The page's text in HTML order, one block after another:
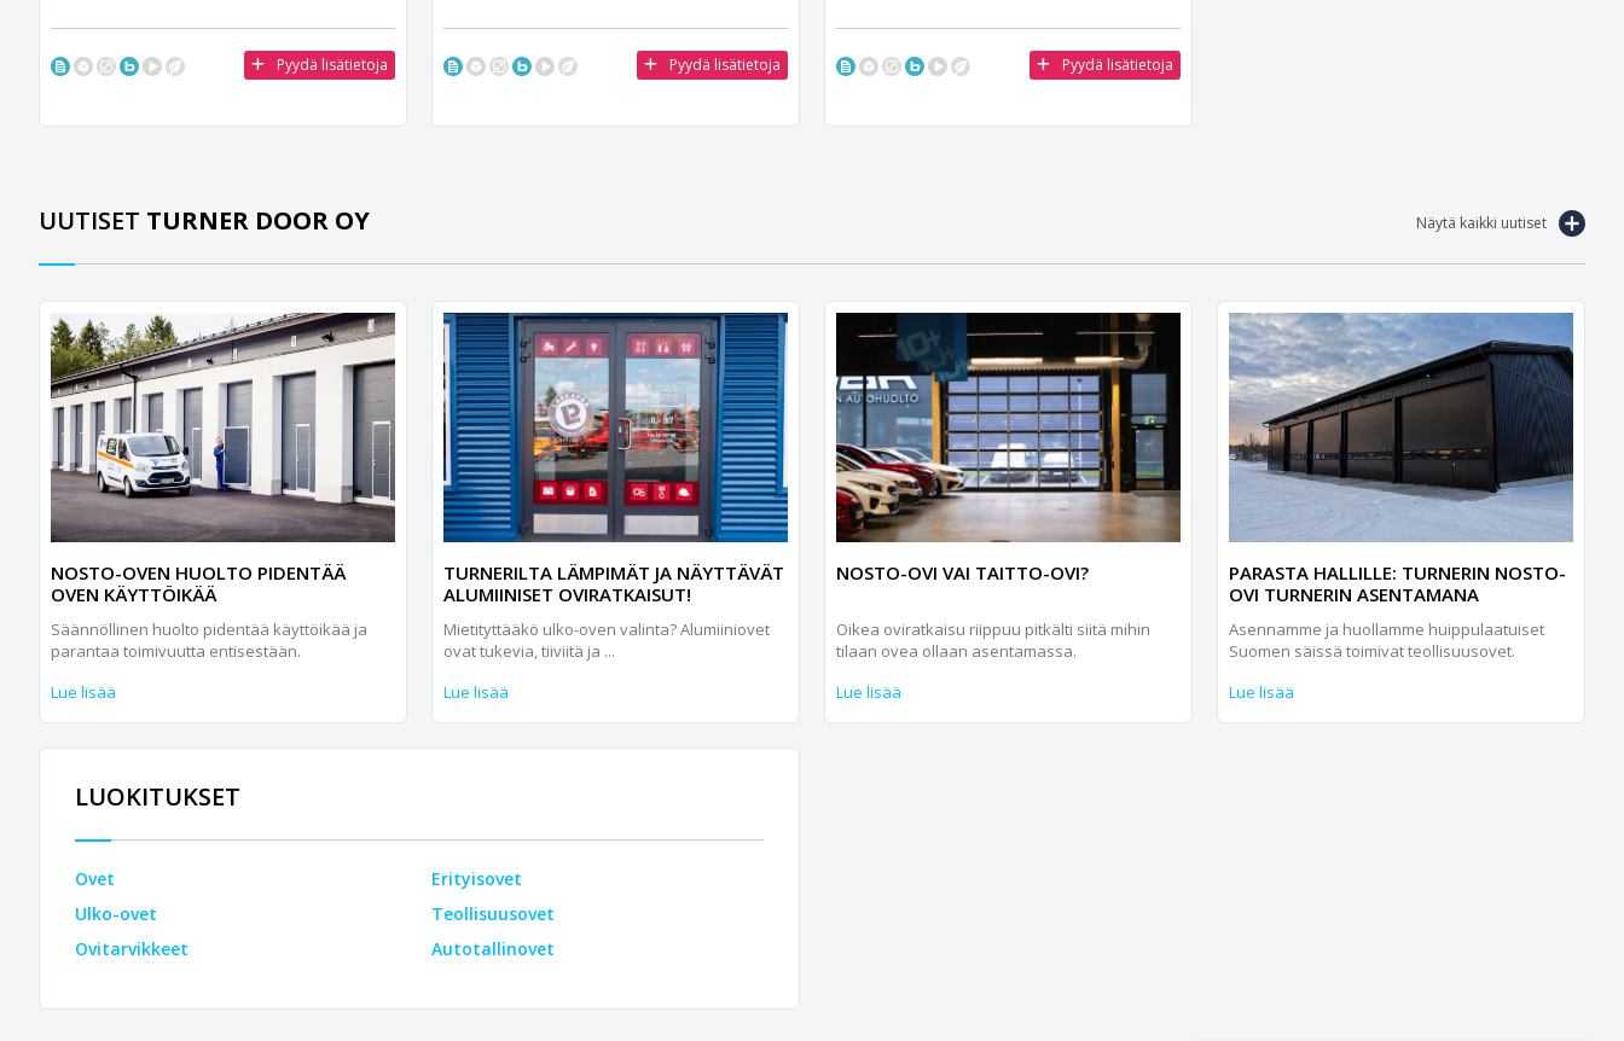
Pyydä lisätietoja Pyydä lisätietoja Pyydä lisätietoja
Näytä kaikki uutiset
UUTISET TURNER DOOR OY
NOSTO-OVEN HUOLTO PIDENTÄÄ
OVEN KÄYTTÖIKÄÄ
Säännöllinen huolto pidentää käyttöikää ja
parantaa toimivuutta entisestään.
Lue lisää
TURNERILTA LÄMPIMÄT JA NÄYTTÄVÄT
ALUMIINISET OVIRATKAISUT!
Mietityttääkö ulko-oven valinta? Alumiini­ovet
ovat tukevia, tiiviitä ja ...
Lue lisää
NOSTO-OVI VAI TAITTO-OVI?
Oikea oviratkaisu riippuu pitkälti siitä mihin
tilaan ovea ollaan asentamassa.
Lue lisää
PARASTA HALLILLE: TURNERIN NOSTO-
OVI TURNERIN ASENTAMANA
Asennamme ja huollamme huippulaatuiset
Suomen säissä toimivat teollisuusovet.
Lue lisää
LUOKITUKSET
Ovet
Ulko-ovet
Ovitarvikkeet
Erityisovet
Teollisuusovet
Autotallinovet